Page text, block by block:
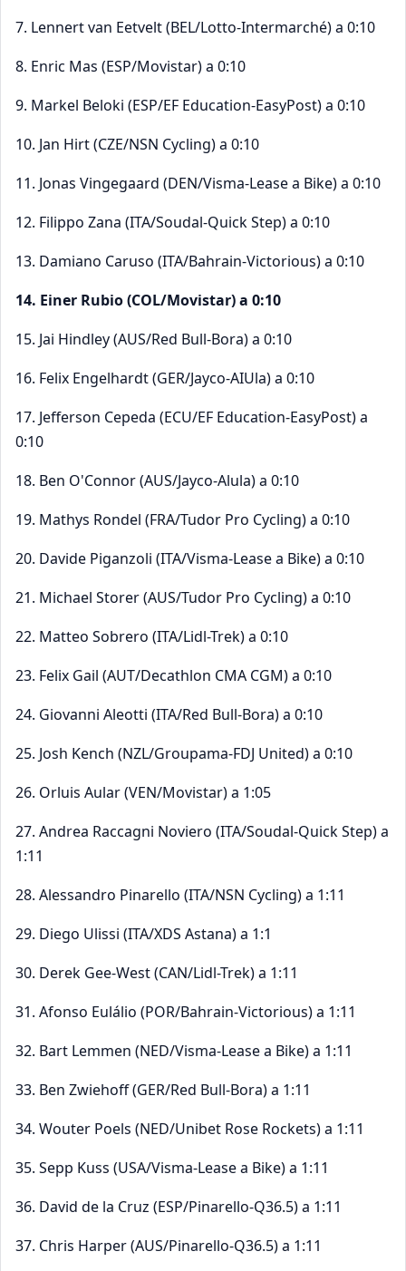
7. Lennert van Eetvelt (BEL/Lotto-Intermarché) a 0:10
8. Enric Mas (ESP/Movistar) a 0:10
9. Markel Beloki (ESP/EF Education-EasyPost) a 0:10
10. Jan Hirt (CZE/NSN Cycling) a 0:10
11. Jonas Vingegaard (DEN/Visma-Lease a Bike) a 0:10
12. Filippo Zana (ITA/Soudal-Quick Step) a 0:10
13. Damiano Caruso (ITA/Bahrain-Victorious) a 0:10
14. Einer Rubio (COL/Movistar) a 0:10
15. Jai Hindley (AUS/Red Bull-Bora) a 0:10
16. Felix Engelhardt (GER/Jayco-AIUla) a 0:10
17. Jefferson Cepeda (ECU/EF Education-EasyPost) a
0:10
18. Ben O'Connor (AUS/Jayco-Alula) a 0:10
19. Mathys Rondel (FRA/Tudor Pro Cycling) a 0:10
20. Davide Piganzoli (ITA/Visma-Lease a Bike) a 0:10
21. Michael Storer (AUS/Tudor Pro Cycling) a 0:10
22. Matteo Sobrero (ITA/Lidl-Trek) a 0:10
23. Felix Gail (AUT/Decathlon CMA CGM) a 0:10
24. Giovanni Aleotti (ITA/Red Bull-Bora) a 0:10
25. Josh Kench (NZL/Groupama-FDJ United) a 0:10
26. Orluis Aular (VEN/Movistar) a 1:05
27. Andrea Raccagni Noviero (ITA/Soudal-Quick Step) a
1:11
28. Alessandro Pinarello (ITA/NSN Cycling) a 1:11
29. Diego Ulissi (ITA/XDS Astana) a 1:1
30. Derek Gee-West (CAN/Lidl-Trek) a 1:11
31. Afonso Eulálio (POR/Bahrain-Victorious) a 1:11
32. Bart Lemmen (NED/Visma-Lease a Bike) a 1:11
33. Ben Zwiehoff (GER/Red Bull-Bora) a 1:11
34. Wouter Poels (NED/Unibet Rose Rockets) a 1:11
35. Sepp Kuss (USA/Visma-Lease a Bike) a 1:11
36. David de la Cruz (ESP/Pinarello-Q36.5) a 1:11
37. Chris Harper (AUS/Pinarello-Q36.5) a 1:11